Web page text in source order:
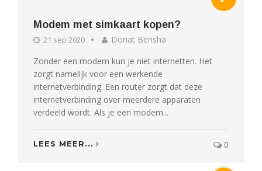
Modem met simkaart kopen?
21 sep 2020
Donat Berisha
Zonder een modem kun je niet internetten. Het
zorgt namelijk voor een werkende
internetverbinding. Een router zorgt dat deze
internetverbinding over meerdere apparaten
verdeeld wordt. Als je een modem...
LEES MEER... 0